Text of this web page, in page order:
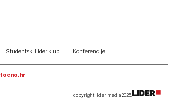
Studentski Lider klub Konferencije
tocno.hr
copyright lider media 2025.